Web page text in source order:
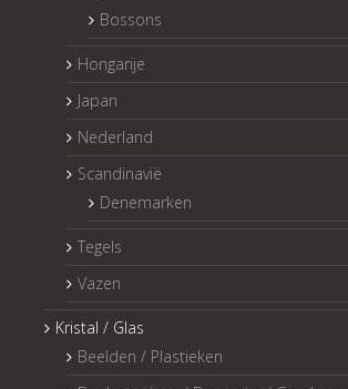
Bossons
Hongarije
Japan
Nederland
Scandinavië
Denemarken
Tegels
Vazen
Kristal / Glas
Beelden / Plastieken